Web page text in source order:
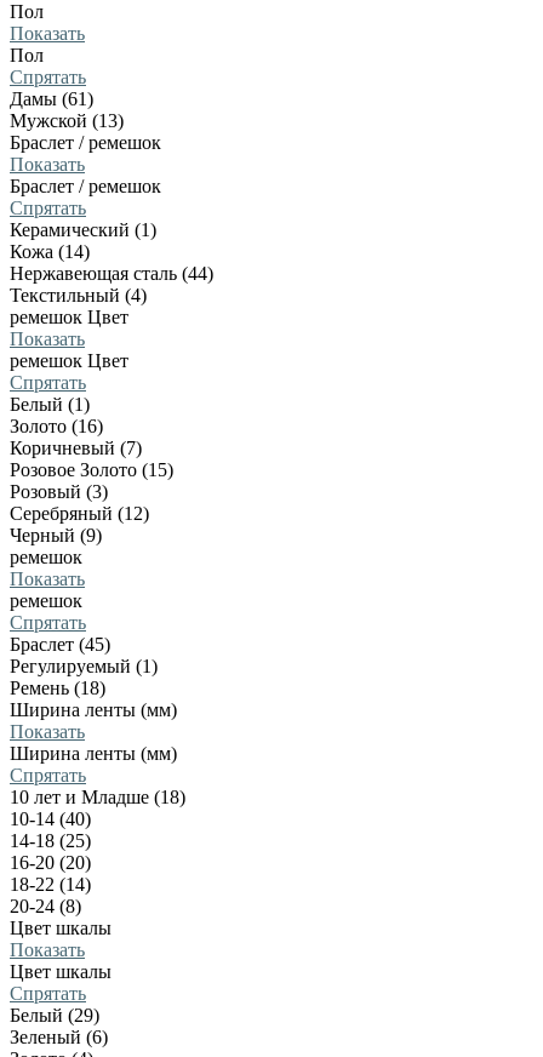
Пол
Показать
Пол
Спрятать
Дамы (61)
Мужской (13)
Браслет / ремешок
Показать
Браслет / ремешок
Спрятать
Керамический (1)
Кожа (14)
Нержавеющая сталь (44)
Текстильный (4)
ремешок Цвет
Показать
ремешок Цвет
Спрятать
Белый (1)
Золото (16)
Коричневый (7)
Розовое Золото (15)
Розовый (3)
Серебряный (12)
Черный (9)
ремешок
Показать
ремешок
Спрятать
Браслет (45)
Регулируемый (1)
Ремень (18)
Ширина ленты (мм)
Показать
Ширина ленты (мм)
Спрятать
10 лет и Младше (18)
10-14 (40)
14-18 (25)
16-20 (20)
18-22 (14)
20-24 (8)
Цвет шкалы
Показать
Цвет шкалы
Спрятать
Белый (29)
Зеленый (6)